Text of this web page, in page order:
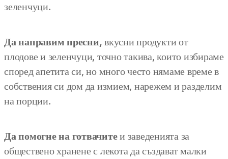
зеленчуци.
Да направим пресни, вкусни продукти от
плодове и зеленчуци, точно такива, които избираме
според апетита си, но много често нямаме време в
собствения си дом да измием, нарежем и разделим
на порции.
Да помогне на готвачитеи заведенията за
обществено хранене с лекота да създават малки